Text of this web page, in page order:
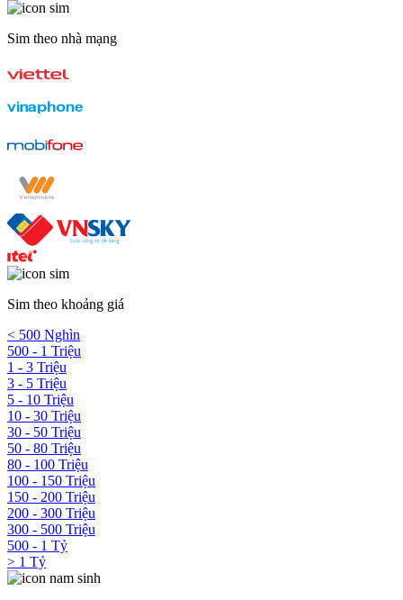
Sim theo nhà mạng
Sim theo khoảng giá
< 500 Nghìn
500 - 1 Triệu
1 - 3 Triệu
3 - 5 Triệu
5 - 10 Triệu
10 - 30 Triệu
30 - 50 Triệu
50 - 80 Triệu
80 - 100 Triệu
100 - 150 Triệu
150 - 200 Triệu
200 - 300 Triệu
300 - 500 Triệu
500 - 1 Tỷ
> 1 Tỷ